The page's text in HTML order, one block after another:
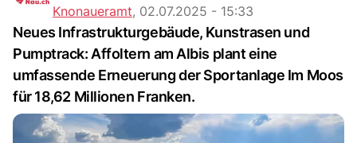
Knonaueramt, 02.07.2025 - 15:33
Neues Infrastrukturgebäude, Kunstrasen und
Pumptrack: Affoltern am Albis plant eine
umfassende Erneuerung der Sportanlage Im Moos
für 18,62 Millionen Franken.